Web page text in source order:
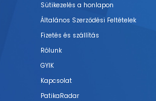
Sütikezelés a honlapon
Általános Szerződési Feltételek
Fizetés és szállítás
Rólunk
GYIK
Kapcsolat
PatikaRadar